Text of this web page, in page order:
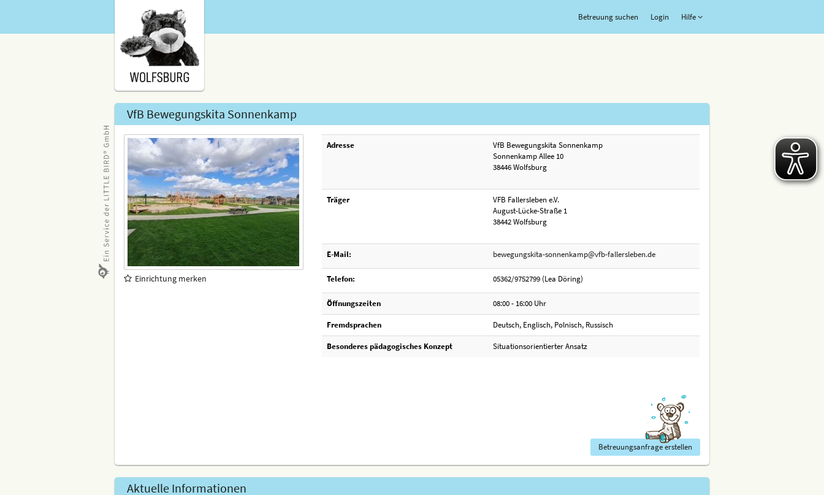
Betreuung suchen Login Hilfe
VfB Bewegungskita Sonnenkamp
Einrichtung merken
Adresse
VfB Bewegungskita Sonnenkamp
Sonnenkamp Allee 10
38446 Wolfsburg
Träger
VFB Fallersleben e.V.
August-Lücke-Straße 1
38442 Wolfsburg
E-Mail: bewegungskita-sonnenkamp@vfb-fallersleben.de
Telefon: 05362/9752799 (Lea Döring)
Öffnungszeiten 08:00 - 16:00 Uhr
Fremdsprachen Deutsch, Englisch, Polnisch, Russisch
Besonderes pädagogisches Konzept Situationsorientierter Ansatz
Betreuungsanfrage erstellen
Aktuelle Informationen